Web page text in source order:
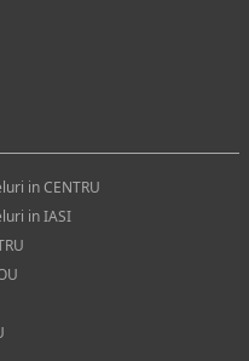
in CENTRU
in IASI